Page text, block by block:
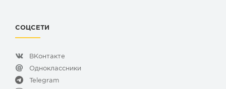
СОЦСЕТИ
ВКонтакте
Одноклассники
Telegram